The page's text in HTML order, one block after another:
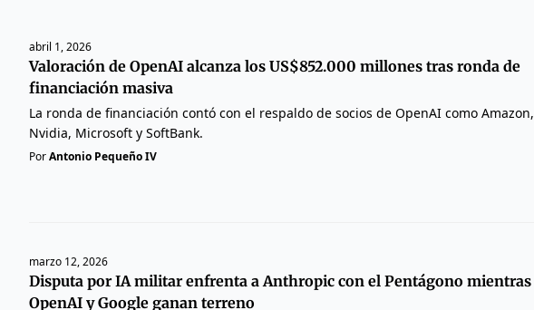
abril 1, 2026
Valoración de OpenAI alcanza los US$852.000 millones tras ronda de
financiación masiva
La ronda de financiación contó con el respaldo de socios de OpenAI como Amazon,
Nvidia, Microsoft y SoftBank.
PorAntonio Pequeño IV
marzo 12, 2026
Disputa por IA militar enfrenta a Anthropic con el Pentágono mientras
OpenAI y Google ganan terreno